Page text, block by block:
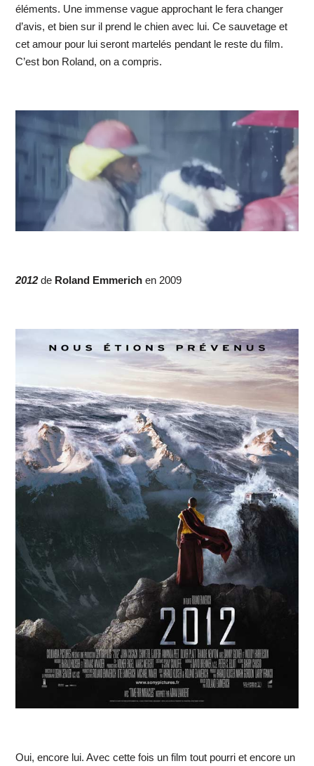
éléments. Une immense vague approchant le fera changer
d’avis, et bien sur il prend le chien avec lui. Ce sauvetage et
cet amour pour lui seront martelés pendant le reste du film.
C’est bon Roland, on a compris.
2012de Roland Emmerichen 2009
Oui, encore lui. Avec cette fois un film tout pourri et encore un